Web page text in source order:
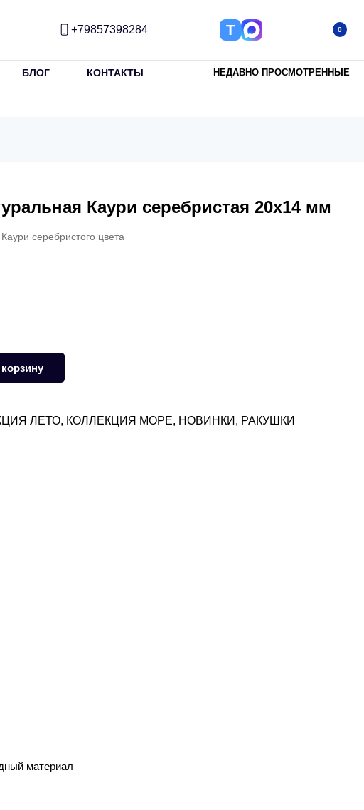
+79857398284 Т 0
БЛОГ КОНТАКТЫ НЕДАВНО ПРОСМОТРЕННЫЕ
Каури серебристая 20х14 мм
серебристого цвета
ЛЕТО, КОЛЛЕКЦИЯ МОРЕ, НОВИНКИ , РАКУШКИ
материал